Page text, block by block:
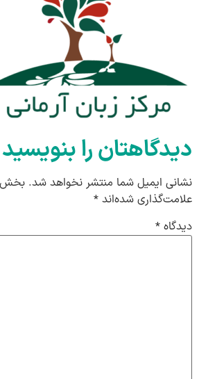
دیدگاهتان را بنویسید
نشانی ایمیل شما منتشر نخواهد شد.
علامت‌گذاری شده‌اند *
دیدگاه *